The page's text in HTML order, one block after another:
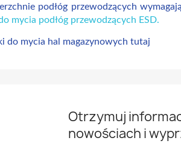
podłóg przewodzących
mycia podłóg przewodzących ESD.
do mycia hal magazynowych tutaj
Otrzymuj
nowościach i